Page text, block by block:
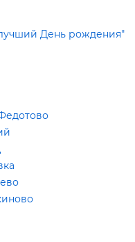
День рождения"